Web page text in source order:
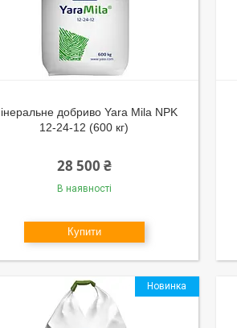
добриво Yara Mila NPK
12-24-12 (600 кг)
28 500 ₴
В наявності
Купити
Новинка